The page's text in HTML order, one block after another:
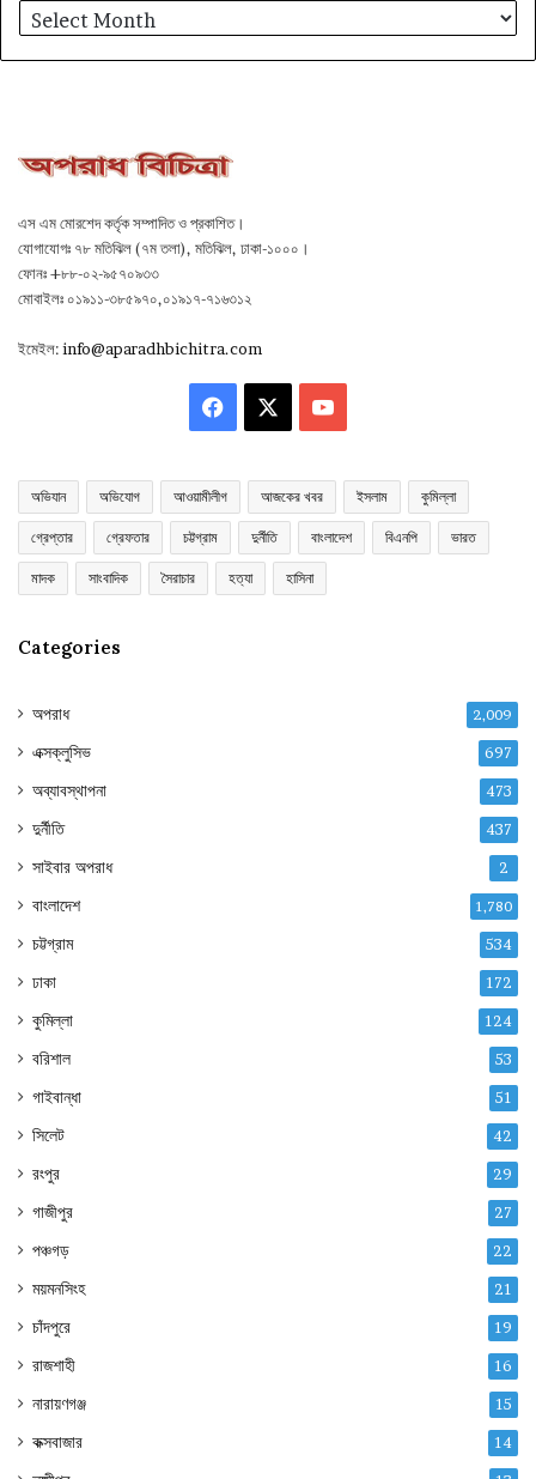
আর্কাইভ
এস এম মোরশেদ কর্তৃক সম্পাদিত ও প্রকাশিত।
যোগাযোগঃ ৭৮ মতিঝিল (৭ম তলা), মতিঝিল, ঢাকা-১০০০।
ফোনঃ +৮৮-০২-৯৫৭০৯৩৩
মোবাইলঃ ০১৯১১-৩৮৫৯৭০,০১৯১৭-৭১৬৩১২
ইমেইল:info@aparadhbichitra.com
Facebook YouTube
অভিযান অভিযোগ আওয়ামীলীগ আজকের খবর ইসলাম কুমিল্লা
গ্রেপ্তার গ্রেফতার চট্টগ্রাম দুর্নীতি বাংলাদেশ বিএনপি ভারত
মাদক সাংবাদিক সৈরাচার হত্যা হাসিনা
Categories
অপরাধ 2,009
এক্সক্লুসিভ 697
অব্যাবস্থাপনা 473
দুর্নীতি 437
সাইবার অপরাধ 2
বাংলাদেশ 1,780
চট্টগ্রাম 534
ঢাকা 172
কুমিল্লা 124
বরিশাল 53
গাইবান্ধা 51
সিলেট 42
রংপুর 29
গাজীপুর 27
পঞ্চগড় 22
ময়মনসিংহ 21
চাঁদপুরে 19
রাজশাহী 16
নারায়ণগঞ্জ 15
কক্সবাজার 14